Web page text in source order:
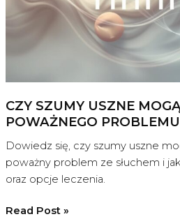
CZY SZUMY USZNE
POWAŻNEGO
Dowiedz się, czy szumy uszne
poważny problem ze słuchem i
oraz opcje leczenia.
Czy
Read Post »